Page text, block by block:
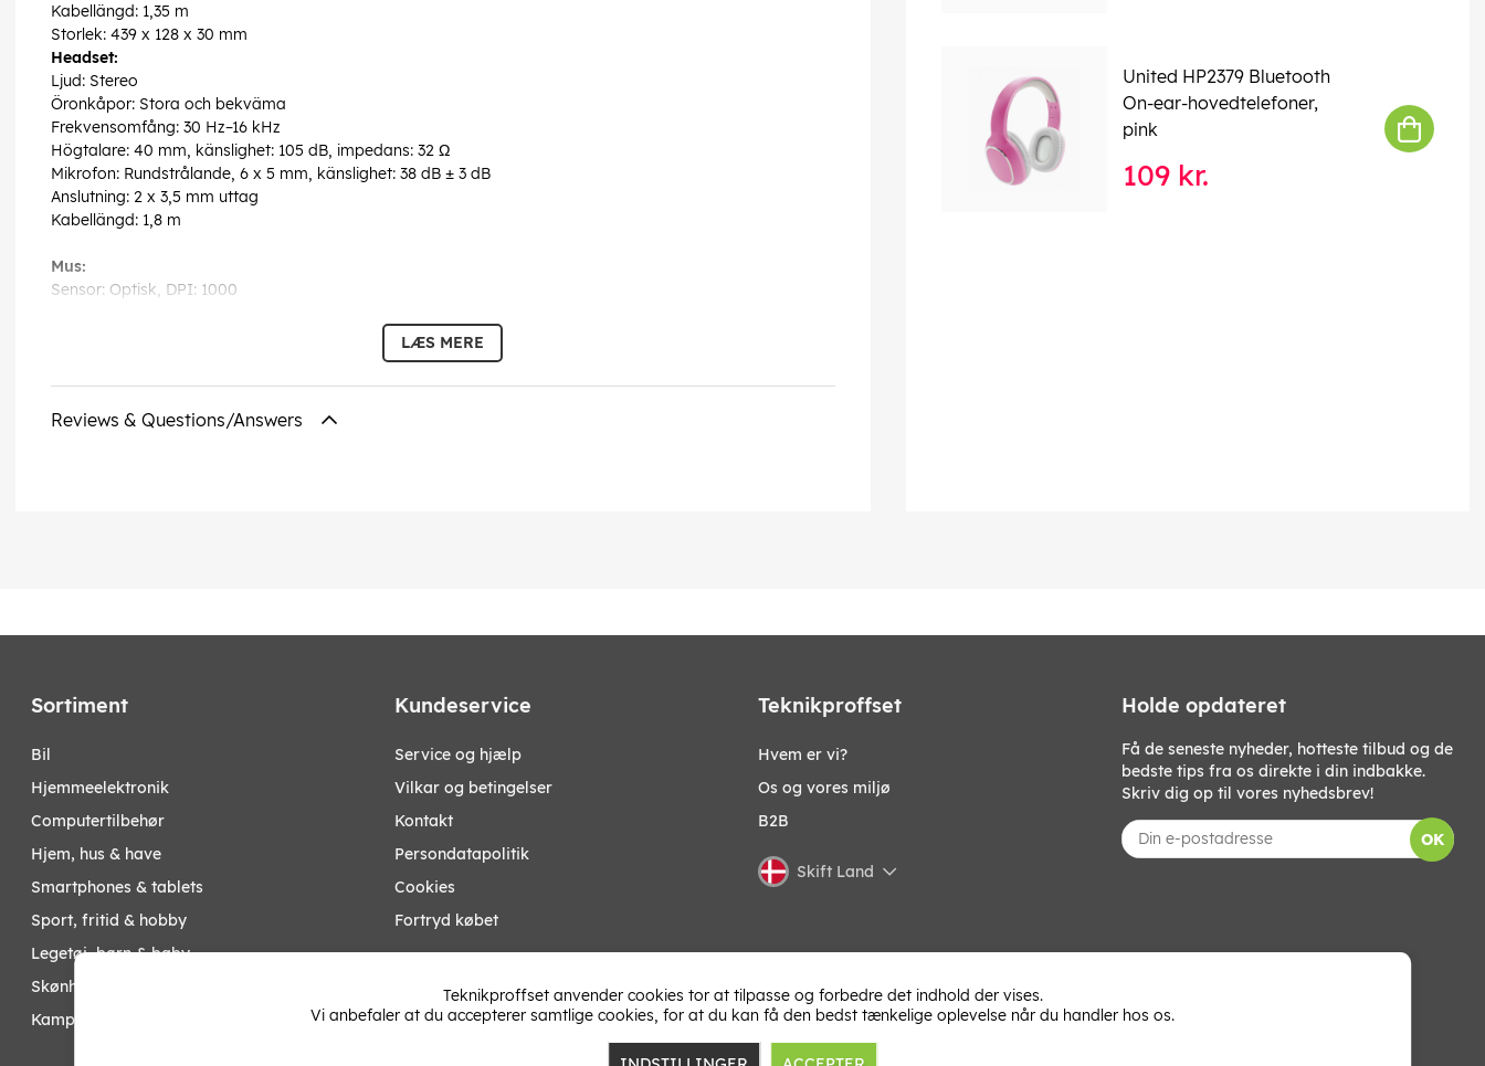
Kabellängd: 1,35 m
Storlek: 439 x 128 x 30 mm
Headset:
Ljud: Stereo
Öronkåpor: Stora och bekväma
Frekvensomfång: 30 Hz–16 kHz
Högtalare: 40 mm, känslighet: 105 dB, impedans: 32 Ω
Mikrofon: Rundstrålande, 6 x 5 mm, känslighet: 38 dB ± 3 dB
Anslutning: 2 x 3,5 mm uttag
Kabellängd: 1,8 m
Mus:
Sensor: Optisk, DPI: 1000
Storlek: 300 x 250 x 2 mm
LÆS MERE
Reviews & Questions/Answers
United HP2379 Bluetooth
On-ear-hovedtelefoner,
pink
109 kr.
Sortiment
bil
hjemmeelektronik
computertilbehør
hjem, hus & have
smartphones & tablets
sport, fritid & hobby
legetøj, børn & baby
skønhed & helse
kampagner
Kundeservice
Service og hjælp
Vilkar og betingelser
Kontakt
Persondatapolitik
Cookies
Fortryd købet
Teknikproffset
Hvem er vi?
Os og vores miljø
B2B
Skift Land
Holde opdateret
Få de seneste nyheder, hotteste tilbud og de
bedste tips fra os direkte i din indbakke.
Skriv dig op til vores nyhedsbrev!
OK
Teknikproffset anvender cookies tor at tilpasse og forbedre det indhold der vises.
Vi anbefaler at du accepterer samtlige cookies, for at du kan få den bedst tænkelige oplevelse når du handler hos os.